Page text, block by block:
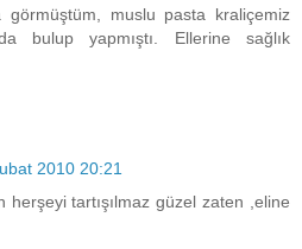
görmüştüm, muslu pasta kraliçemiz
bulup yapmıştı. Ellerine sağlık
2010 20:21
herşeyi tartışılmaz güzel zaten ,eline